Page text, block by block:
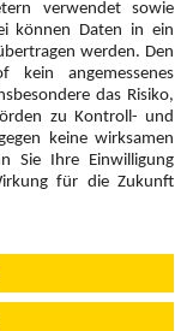
und
GmbH